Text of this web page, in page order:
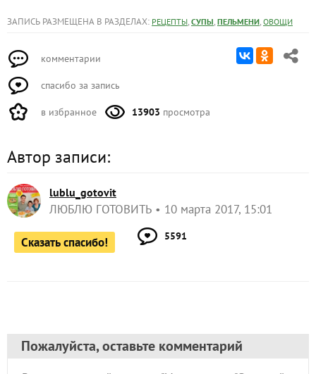
ЗАПИСЬ РАЗМЕЩЕНА В РАЗДЕЛАХ: РЕЦЕПТЫ, СУПЫ, ПЕЛЬМЕНИ, ОВОЩИ
комментарии
спасибо за запись
в избранное 13903 просмотра
Автор записи:
lublu_gotovit
ЛЮБЛЮ ГОТОВИТЬ 10 марта 2017, 15:01
Сказать спасибо! 5591
Пожалуйста, оставьте комментарий